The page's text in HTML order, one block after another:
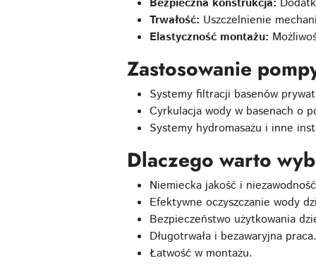
Trwałość: Uszczelnienie
Elastyczność montażu:
Zastosowanie
Systemy filtracji basenów
Cyrkulacja wody w basenach o
Systemy hydromasażu i inne
Dlaczego warto
Niemiecka jakość i
Efektywne oczyszczanie wody
Bezpieczeństwo użytkowania
Długotrwała i bezawaryjna praca.
Łatwość w montażu.